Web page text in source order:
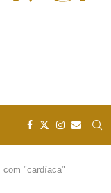
com "cardíaca"